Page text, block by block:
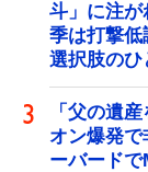
斗」に注
季は打撃
選択肢のひ
「父の遺
オン爆発
ーバード